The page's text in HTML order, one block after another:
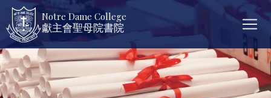
Notre Dame College
獻主會聖母院書院